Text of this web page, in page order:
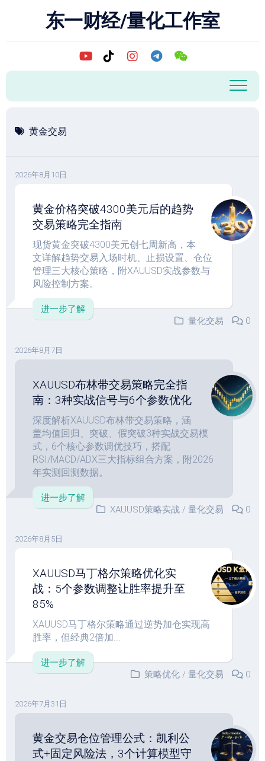
东一财经/量化工作室
黄金交易
2026年8月10日
黄金价格突破4300美元后的趋势
交易策略完全指南
现货黄金突破4300美元创七周新高，本
文详解趋势交易入场时机、止损设置、仓位
管理三大核心策略，附XAUUSD实战参数与
风险控制方案。
进一步了解
量化交易
0
2026年8月7日
XAUUSD布林带交易策略完全指
南：3种实战信号与6个参数优化
深度解析XAUUSD布林带交易策略，涵
盖均值回归、突破、假突破3种实战交易模
式，6个核心参数调优技巧，搭配
RSI/MACD/ADX三大指标组合方案，附2026
年实测回测数据。
进一步了解
XAUUSD策略实战 / 量化交易 0
2026年8月5日
XAUUSD马丁格尔策略优化实
战：5个参数调整让胜率提升至
85%
XAUUSD马丁格尔策略通过逆势加仓实现高
胜率，但经典2倍加...
进一步了解
策略优化 / 量化交易 0
2026年7月31日
黄金交易仓位管理公式：凯利公
式+固定风险法，3个计算模型守